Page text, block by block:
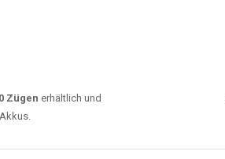
Zügen erhältlich und